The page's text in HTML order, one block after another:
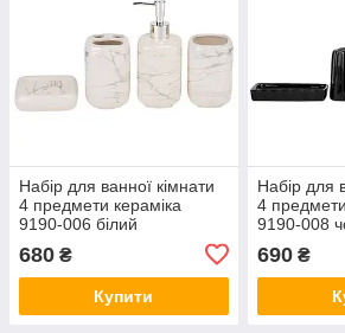
Набір для ванної кімнати
4 предмети кераміка
9190-006 білий
680 ₴
Купити
Набір для
4
9190-008
690₴